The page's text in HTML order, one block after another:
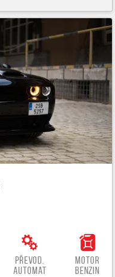
Převod.
automat
Motor
benzin